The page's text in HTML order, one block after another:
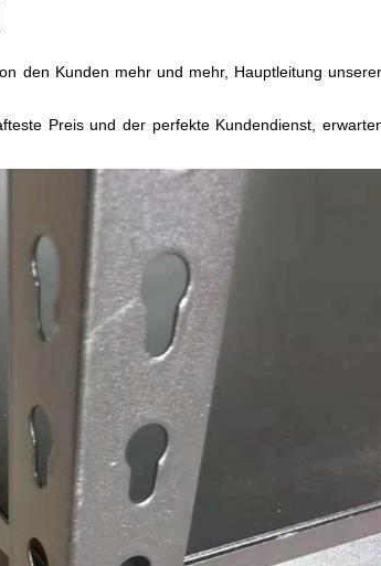
den Kunden mehr und mehr, Hauptleitung
Preis und der perfekte Kundendienst,